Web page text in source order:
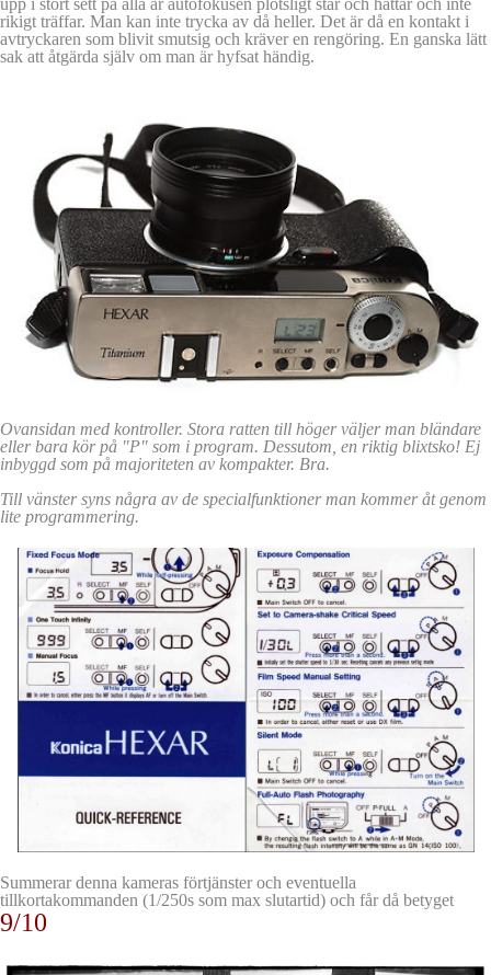
upp i stort sett på alla är autofokusen plötsligt står och hattar och inte
rikigt träffar. Man kan inte trycka av då heller. Det är då en kontakt i
avtryckaren som blivit smutsig och kräver en rengöring. En ganska lätt
sak att åtgärda själv om man är hyfsat händig.
Ovansidan med kontroller. Stora ratten till höger väljer man bländare
eller bara kör på "P" som i program. Dessutom, en riktig blixtsko! Ej
inbyggd som på majoriteten av kompakter. Bra.
Till vänster syns några av de specialfunktioner man kommer åt genom
lite programmering.
Summerar denna kameras förtjänster och eventuella
tillkortakommanden (1/250s som max slutartid) och får då betyget
9/10